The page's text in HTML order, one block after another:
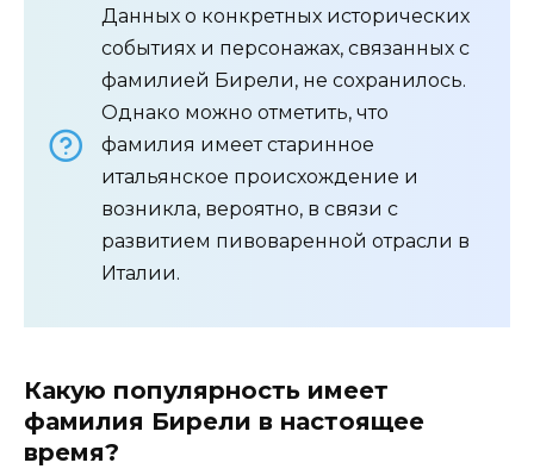
Данных о конкретных исторических
событиях и персонажах, связанных с
фамилией Бирели, не сохранилось.
Однако можно отметить, что
фамилия имеет старинное
итальянское происхождение и
возникла, вероятно, в связи с
развитием пивоваренной отрасли в
Италии.
Какую популярность имеет
фамилия Бирели в настоящее
время?